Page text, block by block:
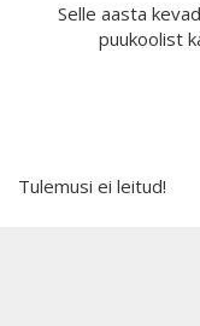
Selle aasta
puukoolist
Tulemusi ei leitud!